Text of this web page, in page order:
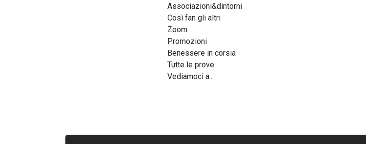
Associazioni&dintorni
Così fan gli altri
Zoom
Promozioni
Benessere in corsia
Tutte le prove
Vediamoci a...